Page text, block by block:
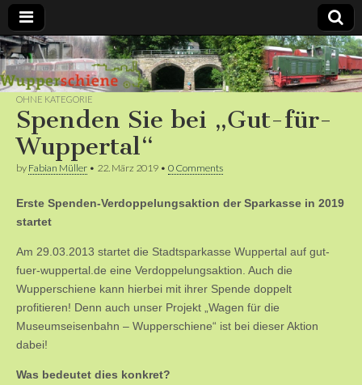
Bergische
Bahnen /
Förderverein
Wupperschiene
e.V.
OHNE KATEGORIE
Spenden Sie bei „Gut-für-
Wuppertal“
by Fabian Müller • 22. März 2019 • 0 Comments
Erste Spenden-Verdoppelungsaktion der Sparkasse in 2019
startet
Am 29.03.2013 startet die Stadtsparkasse Wuppertal auf gut-
fuer-wuppertal.de eine Verdoppelungsaktion. Auch die
Wupperschiene kann hierbei mit ihrer Spende doppelt
profitieren! Denn auch unser Projekt „Wagen für die
Museumseisenbahn – Wupperschiene“ ist bei dieser Aktion
dabei!
Was bedeutet dies konkret?